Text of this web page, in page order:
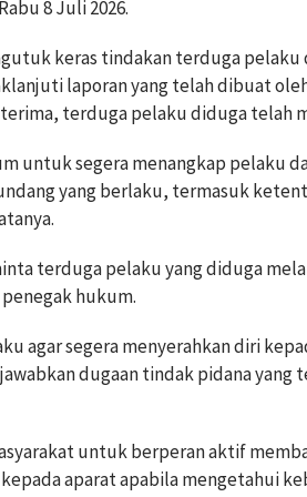
8 Juli 2026.
keras tindakan terduga pelaku
laporan yang telah dibuat
terduga pelaku diduga telah
untuk segera menangkap pelaku
yang berlaku, termasuk
terduga pelaku yang diduga
hukum.
agar segera menyerahkan diri
dugaan tindak pidana yang
untuk berperan aktif
aparat apabila mengetahui